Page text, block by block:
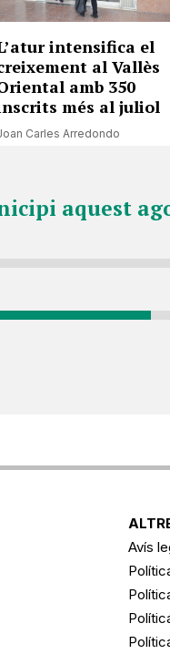
intensifica el
al Vallès
amb 350
més al juliol
Carles Arredondo
aquest
Avís